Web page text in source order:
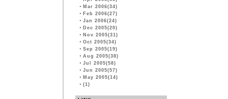
・ Mar 2006(34)
・ Feb 2006(27)
・ Jan 2006(24)
・ Dec 2005(20)
・ Nov 2005(31)
・ Oct 2005(34)
・ Sep 2005(19)
・ Aug 2005(38)
・ Jul 2005(58)
・ Jun 2005(57)
・ May 2005(14)
・ (1)